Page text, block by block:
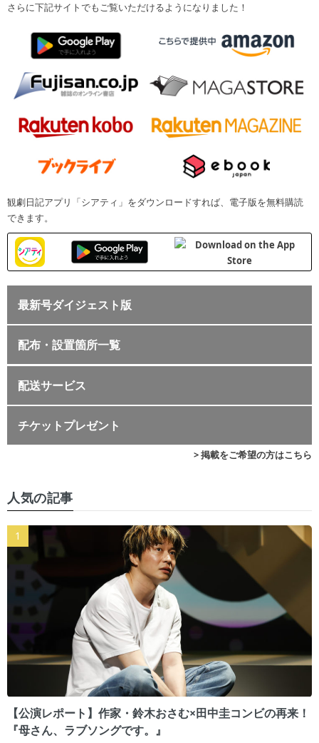
さらに下記サイトでもご覧いただけるようになりました！
観劇日記アプリ「シアティ」をダウンロードすれば、電子版を無料購読
できます。
最新号ダイジェスト版
配布・設置箇所一覧
配送サービス
チケットプレゼント
> 掲載をご希望の方はこちら
人気の記事
【公演レポート】作家・鈴木おさむ×田中圭コンビの再来！
『母さん、ラブソングです。』